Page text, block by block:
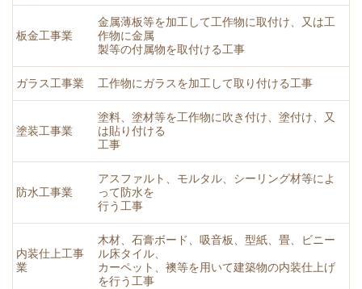
板金工事業
金属薄板等を加工して工作物に取付け、又は工
作物に金属
製等の付属物を取付ける工事
ガラス工事業 工作物にガラスを加工して取り付ける工事
塗装工事業
塗料、塗材等を工作物に吹き付け、塗付け、又
は貼り付ける
工事
防水工事業
アスファルト、モルタル、シーリング材等によ
って防水を
行う工事
内装仕上工事
業
木材、石膏ボード、吸音板、型紙、畳、ビニー
ル床タイル、
カーペット、襖等を用いて建築物の内装仕上げ
を行う工事